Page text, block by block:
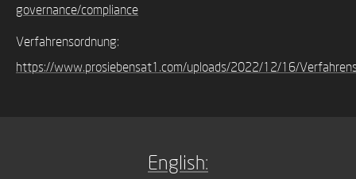
governance/compliance
Verfahrensordnung:
https://www.prosiebensat1.com/uploads/2022/12/16/
English: